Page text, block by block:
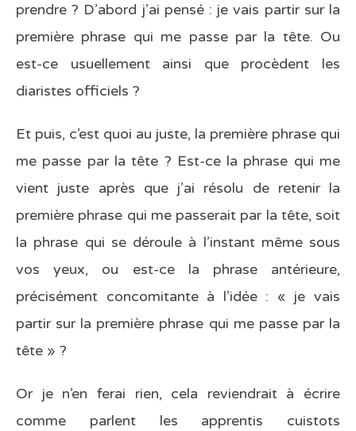
prendre ? D’abord j’ai pensé : je vais partir sur la
première phrase qui me passe par la tête. Ou
est-ce usuellement ainsi que procèdent les
diaristes officiels ?
Et puis, c’est quoi au juste, la première phrase qui
me passe par la tête ? Est-ce la phrase qui me
vient juste après que j’ai résolu de retenir la
première phrase qui me passerait par la tête, soit
la phrase qui se déroule à l’instant même sous
vos yeux, ou est-ce la phrase antérieure,
précisément concomitante à l’idée : « je vais
partir sur la première phrase qui me passe par la
tête » ?
Or je n’en ferai rien, cela reviendrait à écrire
comme parlent les apprentis cuistots